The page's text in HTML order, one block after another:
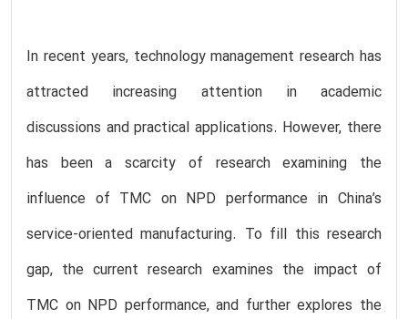
In recent years, technology management research has
attracted increasing attention in academic
discussions and practical applications. However, there
has been a scarcity of research examining the
influence of TMC on NPD performance in China’s
service-oriented manufacturing. To fill this research
gap, the current research examines the impact of
TMC on NPD performance, and further explores the